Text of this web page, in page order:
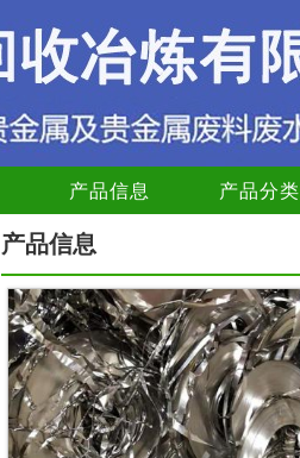
产品信息 产品分类
产品信息